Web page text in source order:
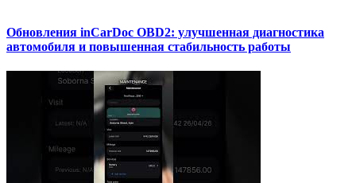
Обновления inCarDoc OBD2: улучшенная диагностика
автомобиля и повышенная стабильность работы